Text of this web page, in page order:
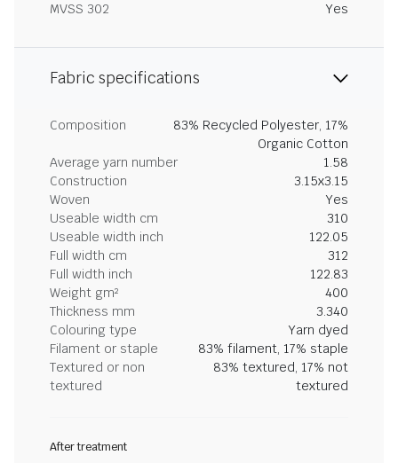
MVSS 302 Yes
Fabric specifications
Composition
83% Recycled Polyester, 17%
Organic Cotton
Average yarn number
1.58
Construction
3.15x3.15
Woven
Yes
Useable width cm
310
Useable width inch
122.05
Full width cm
312
Full width inch
122.83
Weight gm²
400
Thickness mm
3.340
Colouring type
Yarn dyed
Filament or staple
83% filament, 17% staple
Textured or non
textured
83% textured, 17% not
textured
After treatment